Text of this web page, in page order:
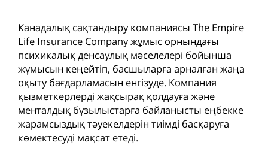
Канадалық сақтандыру компаниясы The Empire
Life Insurance Company жұмыс орнындағы
психикалық денсаулық мәселелері бойынша
жұмысын кеңейтіп, басшыларға арналған жаңа
оқыту бағдарламасын енгізуде. Компания
қызметкерлерді жақсырақ қолдауға және
менталдық бұзылыстарға байланысты еңбекке
жарамсыздық тәуекелдерін тиімді басқаруға
көмектесуді мақсат етеді.